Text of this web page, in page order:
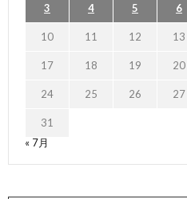
3 4 5 6
10 11 12 13
17 18 19 20
24 25 26 27
31
« 7月